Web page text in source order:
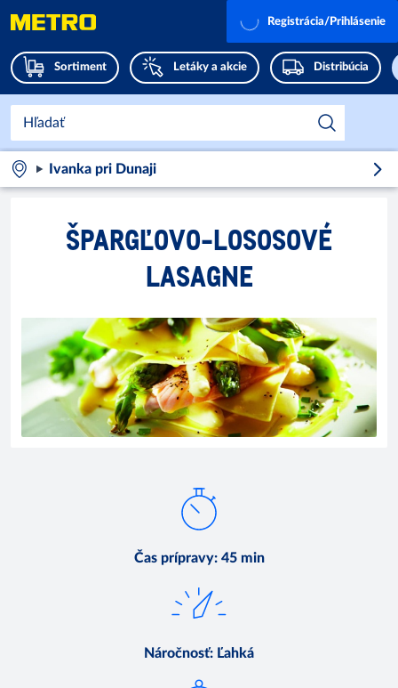
Sortiment Letáky a akcie Distribúcia
Registrácia/Prihlásenie
Ivanka pri Dunaji
ŠPARGĽOVO-LOSOSOVÉ
LASAGNE
Čas prípravy: 45 min
Náročnosť: Ľahká